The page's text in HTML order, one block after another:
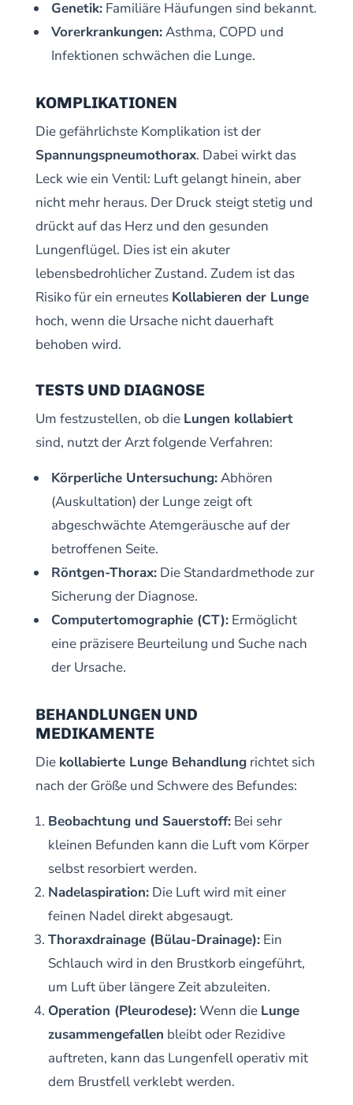
Genetik:Familiäre Häufungen sind bekannt.
Vorerkrankungen:Asthma, COPD und
Infektionen schwächen die Lunge.
KOMPLIKATIONEN
Die gefährlichste Komplikation ist der
Spannungspneumothorax. Dabei wirkt das
Leck wie ein Ventil: Luft gelangt hinein, aber
nicht mehr heraus. Der Druck steigt stetig und
drückt auf das Herz und den gesunden
Lungenflügel. Dies ist ein akuter
lebensbedrohlicher Zustand. Zudem ist das
Risiko für ein erneutes Kollabieren der Lunge
hoch, wenn die Ursache nicht dauerhaft
behoben wird.
TESTS UND DIAGNOSE
Um festzustellen, ob die Lungen kollabiert
sind, nutzt der Arzt folgende Verfahren:
Körperliche Untersuchung:Abhören
(Auskultation) der Lunge zeigt oft
abgeschwächte Atemgeräusche auf der
betroffenen Seite.
Röntgen-Thorax:Die Standardmethode zur
Sicherung der Diagnose.
Computertomographie (CT):Ermöglicht
eine präzisere Beurteilung und Suche nach
der Ursache.
BEHANDLUNGEN UND
MEDIKAMENTE
Die kollabierte Lunge Behandlungrichtet sich
nach der Größe und Schwere des Befundes:
Beobachtung und Sauerstoff:Bei sehr
kleinen Befunden kann die Luft vom Körper
selbst resorbiert werden.
Nadelaspiration:Die Luft wird mit einer
feinen Nadel direkt abgesaugt.
Thoraxdrainage (Bülau-Drainage):Ein
Schlauch wird in den Brustkorb eingeführt,
um Luft über längere Zeit abzuleiten.
Operation (Pleurodese):Wenn die Lunge
zusammengefallen bleibt oder Rezidive
auftreten, kann das Lungenfell operativ mit
dem Brustfell verklebt werden.